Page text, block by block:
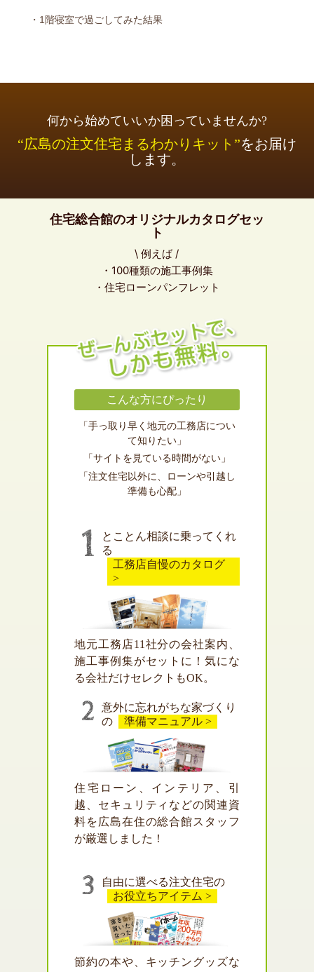
・1階寝室で過ごしてみた結果
何から始めていいか困っていませんか?
“広島の注文住宅まるわかりキット”をお届け
します。
住宅総合館のオリジナルカタログセッ
ト
\ 例えば /
・100種類の施工事例集
・住宅ローンパンフレット
こんな方にぴったり
「手っ取り早く地元の工務店につい
て知りたい」
「サイトを見ている時間がない」
「注文住宅以外に、ローンや引越し
準備も心配」
とことん相談に乗ってくれ
る
工務店自慢のカタログ
>
地元工務店11社分の会社案内、
施工事例集がセットに！気にな
る会社だけセレクトもOK。
意外に忘れがちな家づくり
の
準備マニュアル >
住宅ローン、インテリア、引
越、セキュリティなどの関連資
料を広島在住の総合館スタッフ
が厳選しました！
自由に選べる注文住宅の
お役立ちアイテム >
節約の本や、キッチングッズな